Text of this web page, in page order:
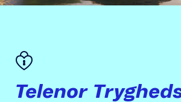
Telenor